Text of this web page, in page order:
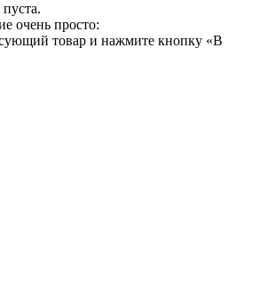
очень просто:
товар и нажмите кнопку «В